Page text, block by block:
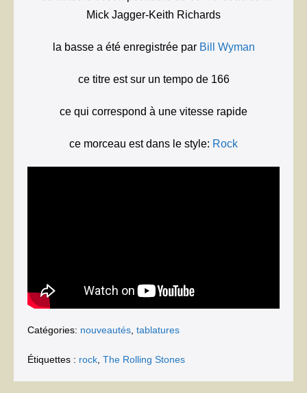
Mick Jagger-Keith Richards
la basse a été enregistrée par Bill Wyman
ce titre est sur un tempo de 166
ce qui correspond à une vitesse rapide
ce morceau est dans le style: Rock
Catégories: nouveautés, tablatures
Étiquettes : rock, The Rolling Stones